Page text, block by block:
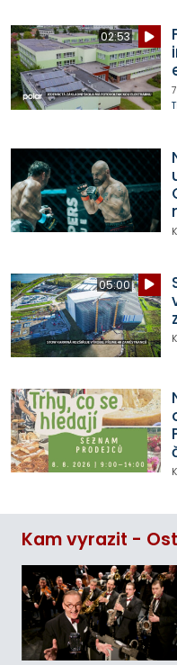
02:53
05:00
Kam vyrazit -